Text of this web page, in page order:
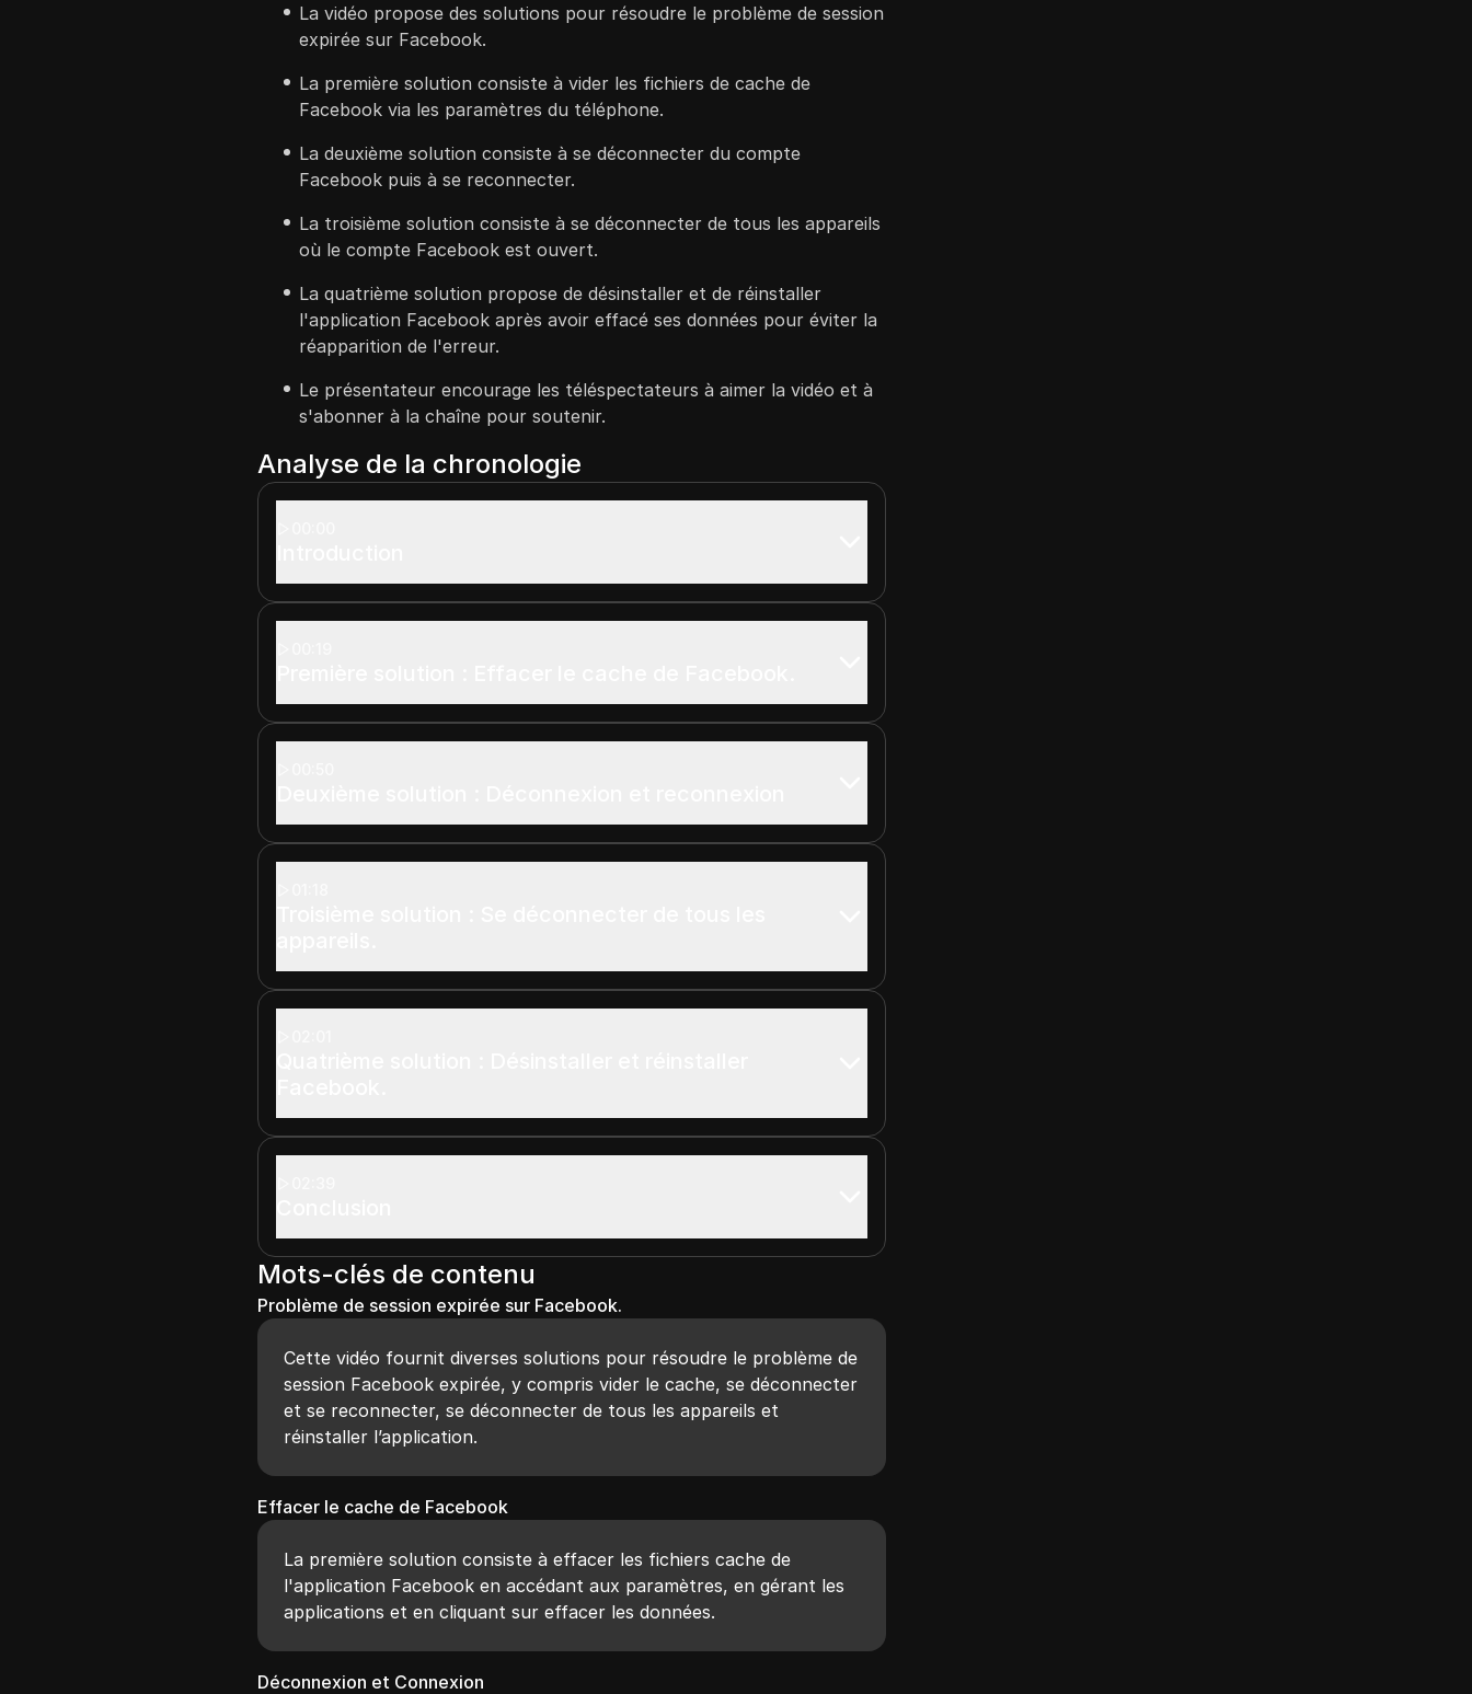
La vidéo propose des solutions pour résoudre le problème de session
expirée sur Facebook.
La première solution consiste à vider les fichiers de cache de
Facebook via les paramètres du téléphone.
La deuxième solution consiste à se déconnecter du compte
Facebook puis à se reconnecter.
La troisième solution consiste à se déconnecter de tous les appareils
où le compte Facebook est ouvert.
La quatrième solution propose de désinstaller et de réinstaller
l'application Facebook après avoir effacé ses données pour éviter la
réapparition de l'erreur.
Le présentateur encourage les téléspectateurs à aimer la vidéo et à
s'abonner à la chaîne pour soutenir.
Analyse de la chronologie
Mots-clés de contenu
Problème de session expirée sur Facebook.
Cette vidéo fournit diverses solutions pour résoudre le problème de
session Facebook expirée, y compris vider le cache, se déconnecter
et se reconnecter, se déconnecter de tous les appareils et
réinstaller l’application.
Effacer le cache de Facebook
La première solution consiste à effacer les fichiers cache de
l'application Facebook en accédant aux paramètres, en gérant les
applications et en cliquant sur effacer les données.
Déconnexion et Connexion